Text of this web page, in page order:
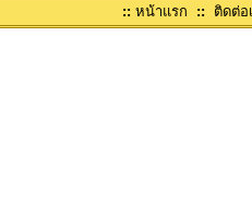
:: หน้าแรก :: ติดต่อ